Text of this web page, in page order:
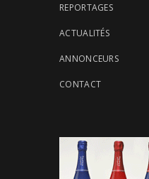
REPORTAGES
ACTUALITÉS
ANNONCEURS
CONTACT